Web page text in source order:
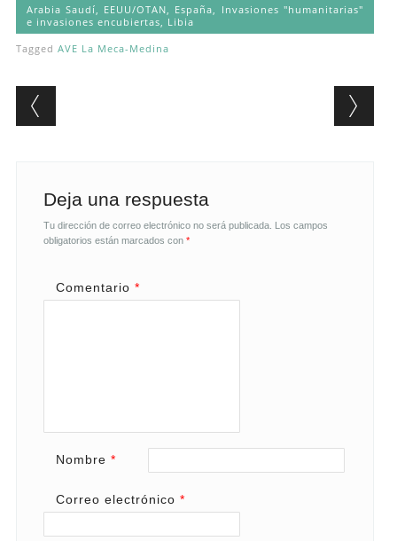
Arabia Saudí EEUU/OTAN España
Invasiones "humanitarias"
e invasiones encubiertas
Libia
Tagged AVE La Meca-Medina
Post navigation
Deja una respuesta
Tu dirección de correo electrónico no será publicada. Los campos
obligatorios están marcados con *
Comentario *
Nombre *
Correo electrónico *